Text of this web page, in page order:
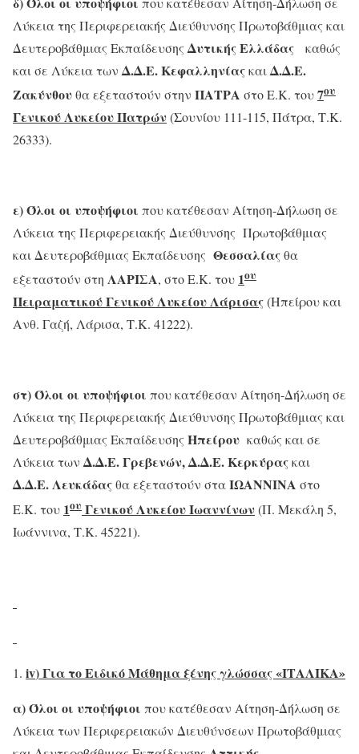
Λύκεια της Περιφερειακής Διεύθυνσης Πρωτοβάθμιας και
Δευτεροβάθμιας ΕκπαίδευσηςΔυτικής Ελλάδας καθώς
και σε Λύκεια των Δ.Δ.Ε. ΚεφαλληνίαςκαιΔ.Δ.Ε.
Ζακύνθουθα εξεταστούν στην ΠΑΤΡΑ στο Ε.Κ. του7ου
Γενικού Λυκείου Πατρών (Σουνίου 111-115, Πάτρα, Τ.Κ.
26333).
ε) Όλοι οι υποψήφιοι που κατέθεσαν Αίτηση-Δήλωση σε
Λύκεια της Περιφερειακής Διεύθυνσης Πρωτοβάθμιας
και Δευτεροβάθμιας Εκπαίδευσης Θεσσαλίαςθα
εξεταστούν στη ΛΑΡΙΣΑ, στο Ε.Κ. του 1ου
Πειραματικού Γενικού Λυκείου Λάρισας(Ηπείρου και
Ανθ. Γαζή, Λάρισα, Τ.Κ. 41222).
στ)Όλοι οι υποψήφιοι που κατέθεσαν Αίτηση-Δήλωση σε
Λύκεια της Περιφερειακής Διεύθυνσης Πρωτοβάθμιας και
Δευτεροβάθμιας Εκπαίδευσης Ηπείρου καθώς και σε
Λύκεια τωνΔ.Δ.Ε. Γρεβενών, Δ.Δ.Ε. Κερκύραςκαι
Δ.Δ.Ε. Λευκάδαςθα εξεταστούν σταΙΩΑΝΝΙΝΑ στο
Ε.Κ. του 1ου Γενικού Λυκείου Ιωαννίνων (Π. Μεκάλη 5,
Ιωάννινα, Τ.Κ. 45221).
iv) Για το Ειδικό Μάθημα ξένης γλώσσας «ΙΤΑΛΙΚΑ»
α)Όλοι οι υποψήφιοι που κατέθεσαν Αίτηση-Δήλωση σε
Λύκεια των Περιφερειακών Διευθύνσεων Πρωτοβάθμιας